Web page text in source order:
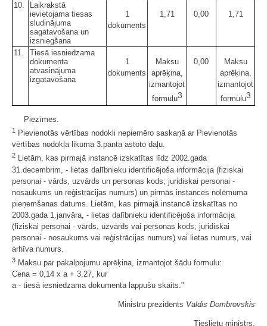
10.
Laikrakstā
ievietojama tiesas
sludinājuma
sagatavošana un
izsniegšana
1
dokuments
1,71 0,00 1,71
11.
Tiesā iesniedzama
dokumenta
atvasinājuma
izgatavošana
1
dokuments
Maksu
aprēķina,
izmantojot
formulu3
0,00
Maksu
aprēķina,
izmantojot
formulu3
Piezīmes.
1
Pievienotās vērtības nodokli nepiemēro saskaņā ar Pievienotās
vērtības nodokļa likuma 3.panta astoto daļu.
2 Lietām, kas pirmajā instancē izskatītas līdz 2002.gada
31.decembrim, - lietas dalībnieku identificējoša informācija (fiziskai
personai - vārds, uzvārds un personas kods; juridiskai personai -
nosaukums un reģistrācijas numurs) un pirmās instances nolēmuma
pieņemšanas datums. Lietām, kas pirmajā instancē izskatītas no
2003.gada 1.janvāra, - lietas dalībnieku identificējoša informācija
(fiziskai personai - vārds, uzvārds vai personas kods; juridiskai
personai - nosaukums vai reģistrācijas numurs) vai lietas numurs, vai
arhīva numurs.
3 Maksu par pakalpojumu aprēķina, izmantojot šādu formulu:
Cena = 0,14 x a + 3,27, kur
a - tiesā iesniedzama dokumenta lappušu skaits."
Ministru prezidents Valdis Dombrovskis
Tieslietu ministrs,